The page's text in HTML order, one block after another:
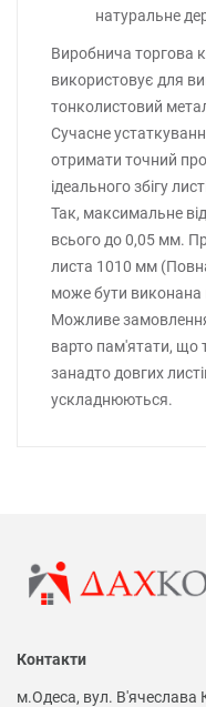
натуральне
Виробнича торгова
використовує для
тонколистовий
Сучасне
отримати точний
ідеального збігу
Так, максимальне
всього до 0,05 мм.
листа 1010 мм
може бути виконана
Можливе
варто пам'ятати, що
занадто довгих
ускладнюються.
Контакти
м.Одеса, вул. В'ячеслава